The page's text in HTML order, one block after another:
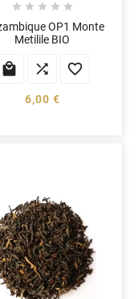
    
OP1 Monte
Metilile BIO
  
6,00 €